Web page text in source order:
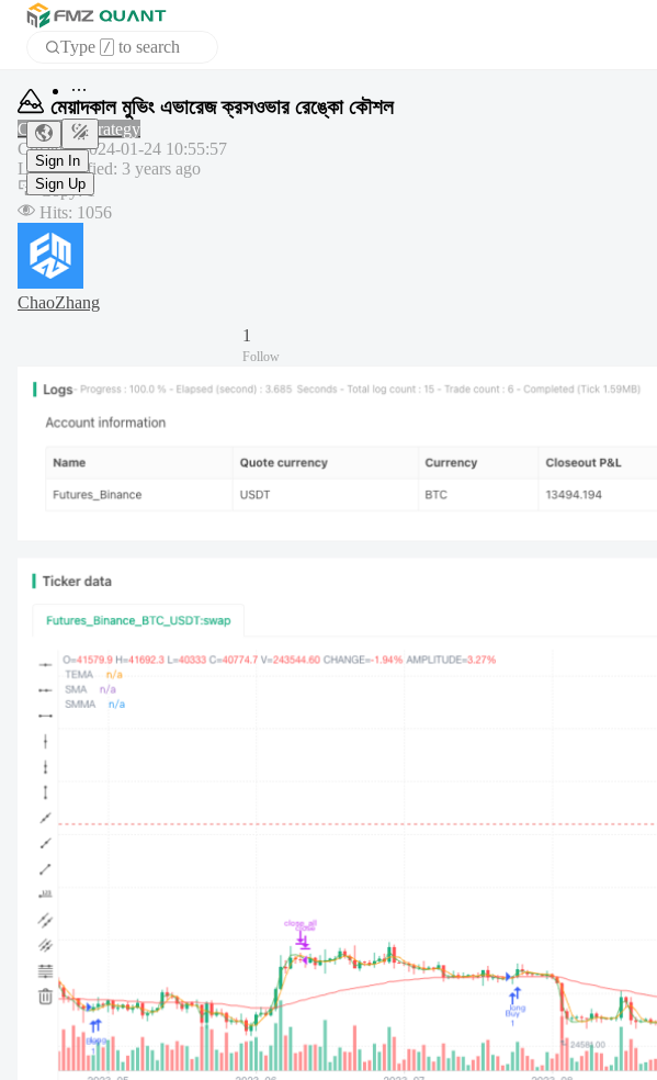
Type / to search
Home
APP
Sign In
Sign Up
মেয়াদকাল মুভিং এভারেজ ক্রসওভার রেঙ্কো কৌশল
Common strategy
Created:2024-01-24 10:55:57
Last modified: 3 years ago
Copy:1
Hits: 1056
ChaoZhang
1
Follow